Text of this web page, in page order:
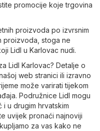
promocije koje trgovina
proizvoda po izvrsnim
proizvoda, stoga ne
Lidl u Karlovac nudi.
Lidl Karlovac? Detalje o
web stranici ili izravno
može varirati tijekom
Podružnice Lidl mogu
u drugim hrvatskim
uvijek pronaći najnoviji
za vas kako ne